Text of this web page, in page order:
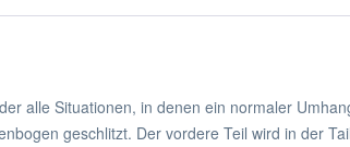
alle Situationen, in denen ein normaler
geschlitzt. Der vordere Teil wird in der